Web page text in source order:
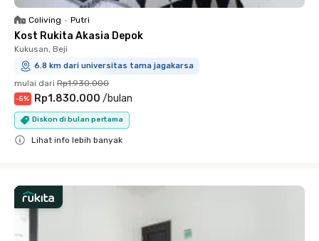
Coliving • Putri
Kost Rukita Akasia Depok
Kukusan, Beji
6.8 km dari universitas tama jagakarsa
mulai dari Rp1.930.000
-5% Rp1.830.000 /bulan
Diskon di bulan pertama
Lihat info lebih banyak